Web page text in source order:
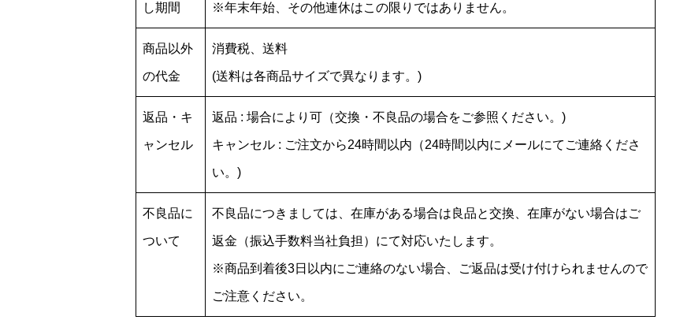
し期間 ※年末年始、その他連休はこの限りではありません。
商品以外
の代金
消費税、送料
(送料は各商品サイズで異なります。)
返品・キ
ャンセル
返品 : 場合により可（交換・不良品の場合をご参照ください。)
キャンセル : ご注文から24時間以内（24時間以内にメールにてご連絡くださ
い。)
不良品に
ついて
不良品につきましては、在庫がある場合は良品と交換、在庫がない場合はご
返金（振込手数料当社負担）にて対応いたします。
※商品到着後3日以内にご連絡のない場合、ご返品は受け付けられませんので
ご注意ください。